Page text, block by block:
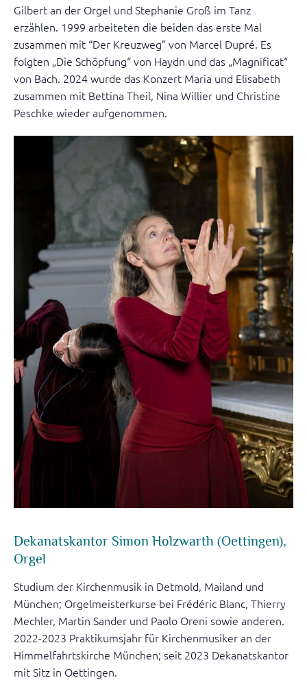
Gilbert an der Orgel und Stephanie Groß im Tanz
erzählen. 1999 arbeiteten die beiden das erste Mal
zusammen mit “Der Kreuzweg” von Marcel Dupré. Es
folgten „Die Schöpfung“ von Haydn und das „Magnificat“
von Bach. 2024 wurde das Konzert Maria und Elisabeth
zusammen mit Bettina Theil, Nina Willier und Christine
Peschke wieder aufgenommen.
Dekanatskantor Simon Holzwarth (Oettingen),
Orgel
Studium der Kirchenmusik in Detmold, Mailand und
München; Orgelmeisterkurse bei Frédéric Blanc, Thierry
Mechler, Martin Sander und Paolo Oreni sowie anderen.
2022-2023 Praktikumsjahr für Kirchenmusiker an der
Himmelfahrtskirche München; seit 2023 Dekanatskantor
mit Sitz in Oettingen.